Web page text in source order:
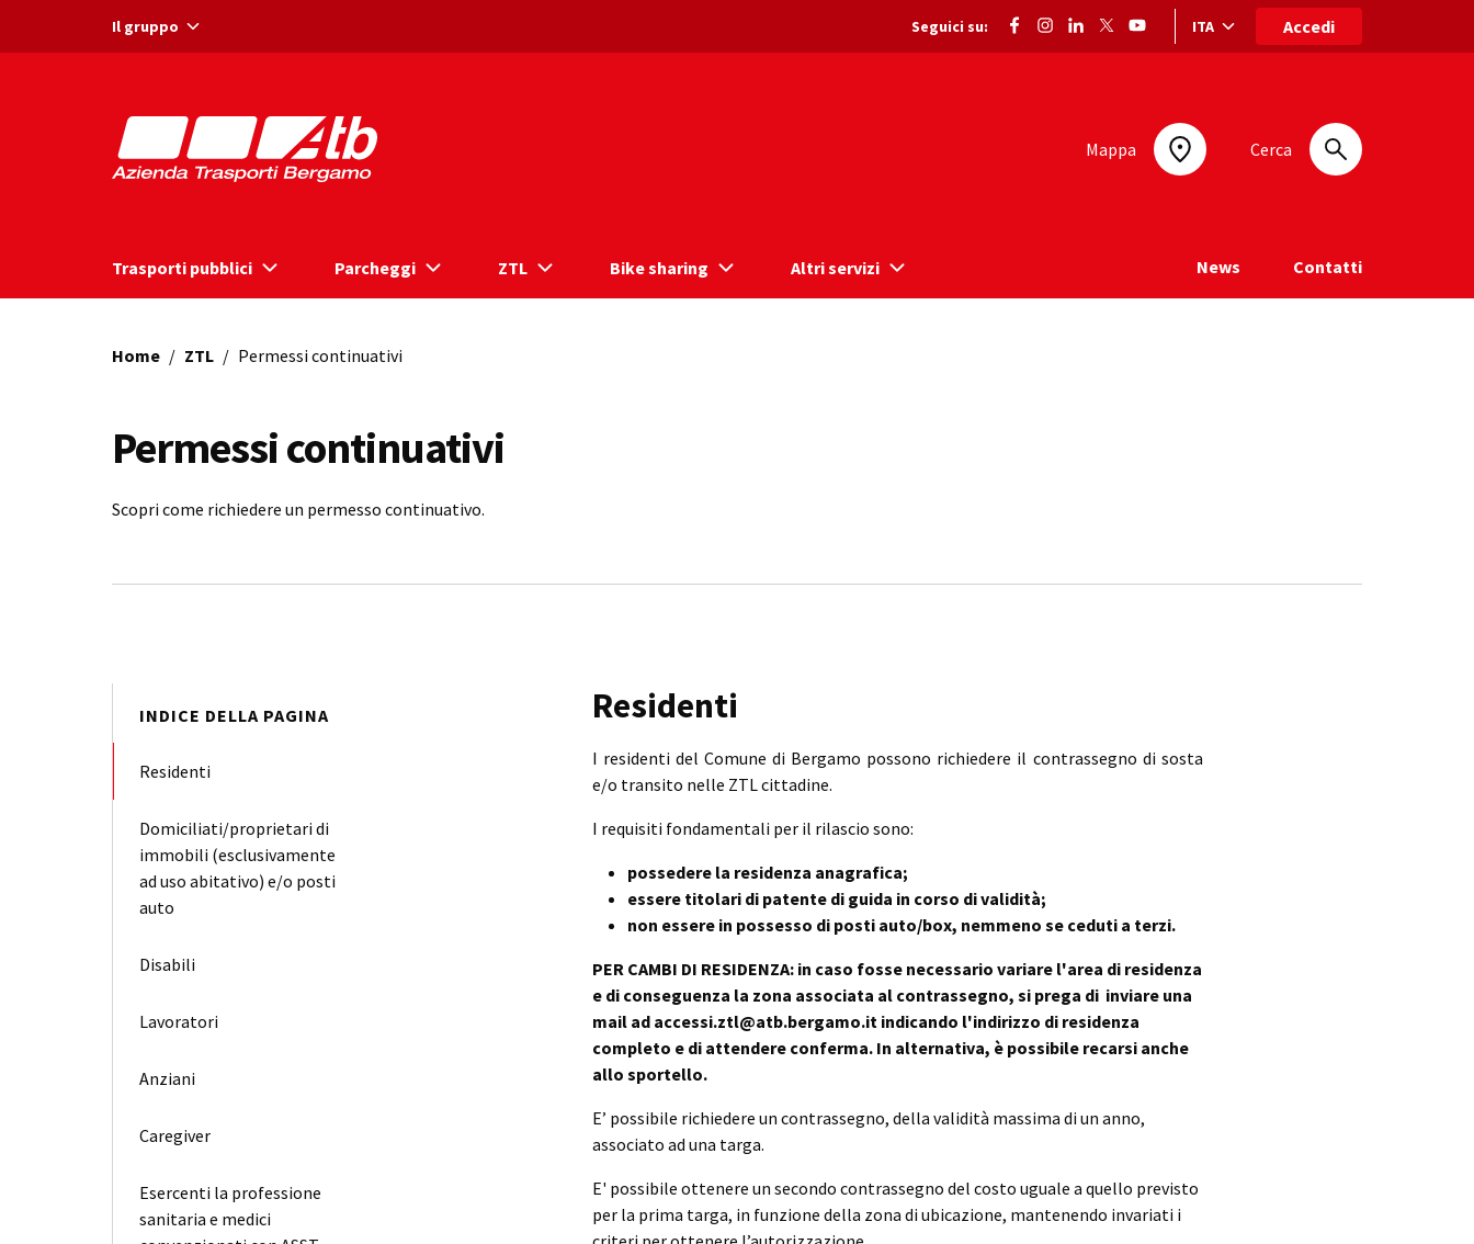
Il gruppo Seguici su: Selezione lingua: lingua selezionata
ITA Accedi
Mappa Cerca
Trasporti pubblici Parcheggi ZTL Bike sharing Altri servizi News Contatti
Home / ZTL / Permessi continuativi
Permessi continuativi
Scopri come richiedere un permesso continuativo.
INDICE DELLA PAGINA
Residenti
Domiciliati/proprietari di
immobili (esclusivamente
ad uso abitativo) e/o posti
auto
Disabili
Lavoratori
Anziani
Caregiver
Esercenti la professione
sanitaria e medici
Residenti
I residenti del Comune di Bergamo possono richiedere il contrassegno di sosta
e/o transito nelle ZTL cittadine.
I requisiti fondamentali per il rilascio sono:
possedere la residenza anagrafica;
essere titolari di patente di guida in corso di validità;
non essere in possesso di posti auto/box, nemmeno se ceduti a terzi.
PER CAMBI DI RESIDENZA: in caso fosse necessario variare l'area di residenza
e di conseguenza la zona associata al contrassegno, si prega di inviare una
mail ad accessi.ztl@atb.bergamo.it indicando l'indirizzo di residenza
completo e di attendere conferma. In alternativa, è possibile recarsi anche
allo sportello.
E’ possibile richiedere un contrassegno, della validità massima di un anno,
associato ad una targa.
E' possibile ottenere un secondo contrassegno del costo uguale a quello previsto
per la prima targa, in funzione della zona di ubicazione, mantenendo invariati i